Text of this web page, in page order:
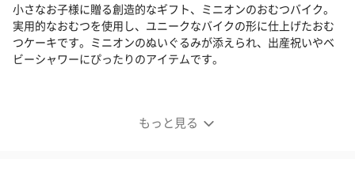
もっと見る
小さなお子様に贈る創造的なギフト、ミニオンのおむつバイク。
実用的なおむつを使用し、ユニークなバイクの形に仕上げたおむ
つケーキです。ミニオンのぬいぐるみが添えられ、出産祝いやベ
ビーシャワーにぴったりのアイテムです。